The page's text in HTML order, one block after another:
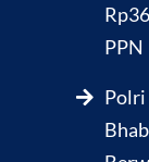
PPN
Polri